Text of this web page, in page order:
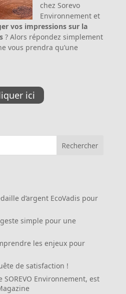
chez Sorevo
Environnement et
vos impressions sur la
? Alors répondez simplement
vous prendra qu’une
ici
d’argent EcoVadis pour
simple pour une
les enjeux pour
de satisfaction !
SOREVO Environnement, est